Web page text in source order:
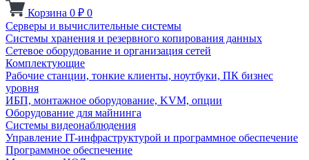
Корзина 0 ₽ 0
Серверы и вычислительные системы
Системы хранения и резервного копирования данных
Сетевое оборудование и организация сетей
Комплектующие
Рабочие станции, тонкие клиенты, ноутбуки, ПК бизнес
уровня
ИБП, монтажное оборудование, KVM, опции
Оборудование для майнинга
Системы видеонаблюдения
Управление IT-инфраструктурой и программное обеспечение
Программное обеспечение